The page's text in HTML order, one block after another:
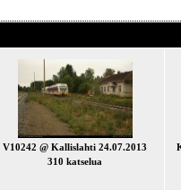
V10242 @ Kallislahti 24.07.2013
310 katselua